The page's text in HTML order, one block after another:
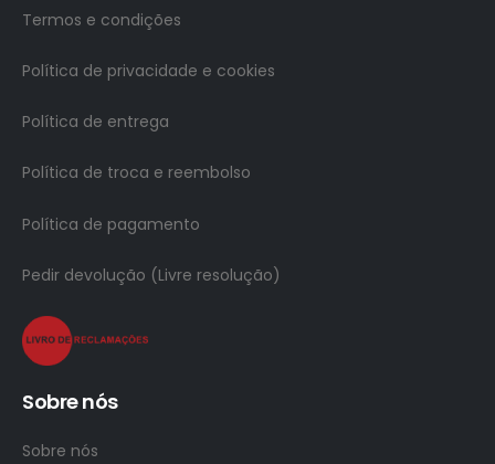
Termos e condições
Política de privacidade e cookies
Política de entrega
Política de troca e reembolso
Política de pagamento
Pedir devolução (Livre resolução)
Sobre nós
Sobre nós